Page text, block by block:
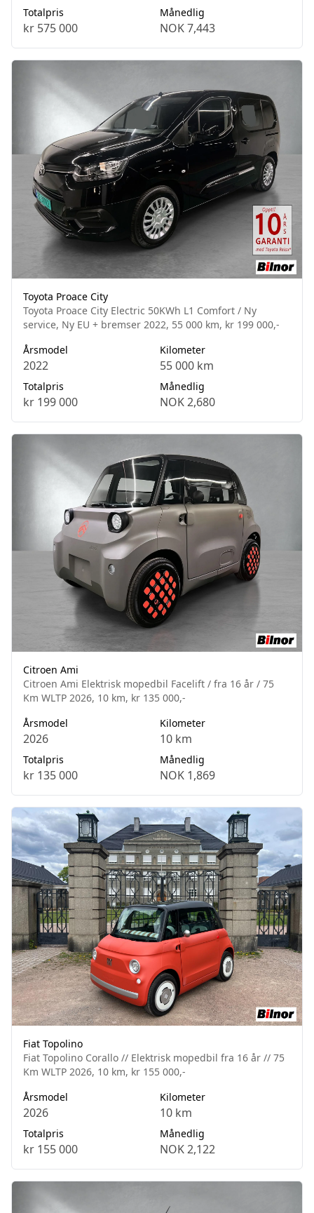
Totalpris
kr 575 000
Månedlig
NOK 7,443
Toyota Proace City
Toyota Proace City Electric 50KWh L1 Comfort / Ny
service, Ny EU + bremser 2022, 55 000 km, kr 199 000,-
Årsmodel
2022
Kilometer
55 000 km
Totalpris
kr 199 000
Månedlig
NOK 2,680
Citroen Ami
Citroen Ami Elektrisk mopedbil Facelift / fra 16 år / 75
Km WLTP 2026, 10 km, kr 135 000,-
Årsmodel
2026
Kilometer
10 km
Totalpris
kr 135 000
Månedlig
NOK 1,869
Fiat Topolino
Fiat Topolino Corallo // Elektrisk mopedbil fra 16 år // 75
Km WLTP 2026, 10 km, kr 155 000,-
Årsmodel
2026
Kilometer
10 km
Totalpris
kr 155 000
Månedlig
NOK 2,122